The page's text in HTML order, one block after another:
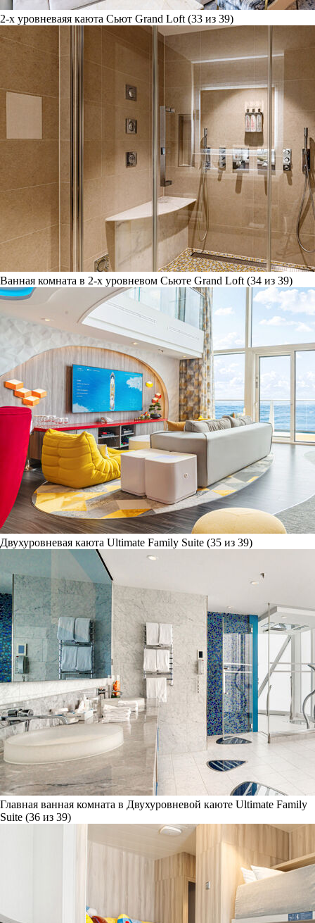
2-х уровневаяя каюта Сьют Grand Loft (33 из 39)
Ванная комната в 2-х уровневом Сьюте Grand Loft (34 из 39)
Двухуровневая каюта Ultimate Family Suite (35 из 39)
Главная ванная комната в Двухуровневой каюте Ultimate Family
Suite (36 из 39)